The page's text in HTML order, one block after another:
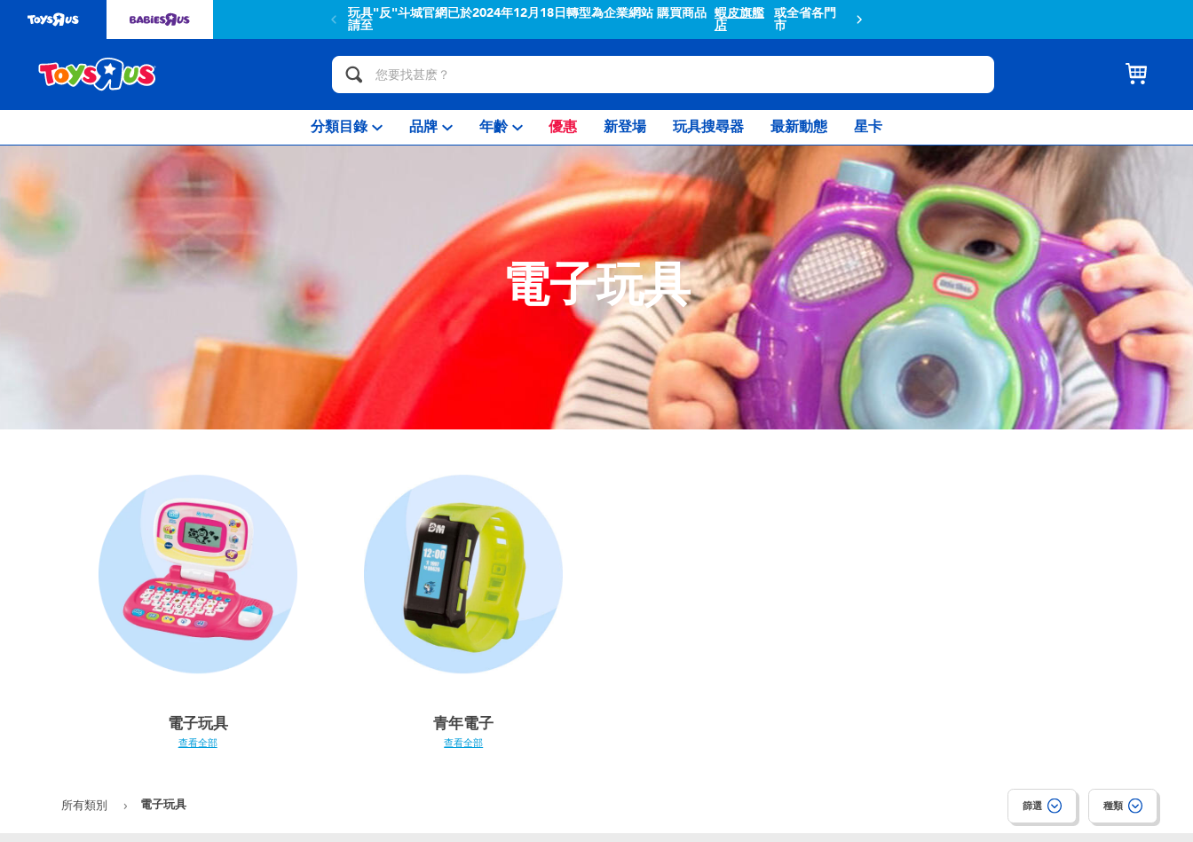
玩具"反"斗城官網已於2024年12月18日轉型為企業網站 購買商品
請至
蝦皮旗艦
店
或全省各門
市
分類目錄 品牌 年齡 優惠 新登場 玩具搜尋器 最新動態 星卡
電子玩具
電子玩具
查看全部
青年電子
查看全部
所有類別 電子玩具 篩選 種類